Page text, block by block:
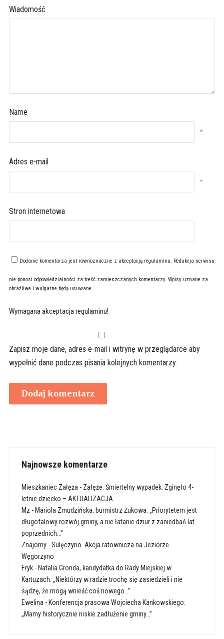
Wiadomość
Name
*
Adres e-mail
*
Stron internetowa
Dodanie komentarza jest równoznaczne z akceptacją regulaminu. Redakcja serwisu
nie ponosi odpowiedzialności za treść zamieszczanych komentarzy. Wpisy uznane za
obraźliwe i wulgarne będą usuwane.
Wymagana akceptacja regulaminu!
Zapisz moje dane, adres e-mail i witrynę w przeglądarce aby
wypełnić dane podczas pisania kolejnych komentarzy.
Najnowsze komentarze
Mieszkaniec Załęża - Załęże. Śmiertelny wypadek. Zginęło 4-
letnie dziecko – AKTUALIZACJA
Mz - Mariola Zmudzińska, burmistrz Żukowa: „Priorytetem jest
długofalowy rozwój gminy, a nie łatanie dziur z zaniedbań lat
poprzednich…”
Znajomy-Sulęczyno. Akcja ratownicza na Jeziorze
Węgorzyno
Eryk- Natalia Gronda, kandydatka do Rady Miejskiej w
Kartuzach: „Niektórzy w radzie trochę się zasiedzieli i nie
sądzę, że mogą wnieść coś nowego…”
Ewelina - Konferencja prasowa Wojciecha Kankowskiego:
„Mamy historycznie niskie zadłużenie gminy…”